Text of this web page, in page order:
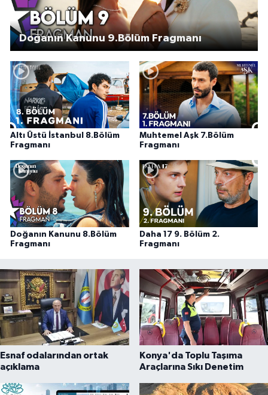
Doğanın Kanunu 9.Bölüm Fragmanı
Altı Üstü İstanbul 8.Bölüm
Fragmanı
Muhtemel Aşk 7.Bölüm
Fragmanı
Doğanın Kanunu 8.Bölüm
Fragmanı
Daha 17 9. Bölüm 2.
Fragmanı
Esnaf odalarından ortak
açıklama
Konya'da Toplu Taşıma
Araçlarına Sıkı Denetim